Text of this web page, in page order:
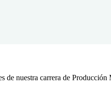
de nuestra carrera de